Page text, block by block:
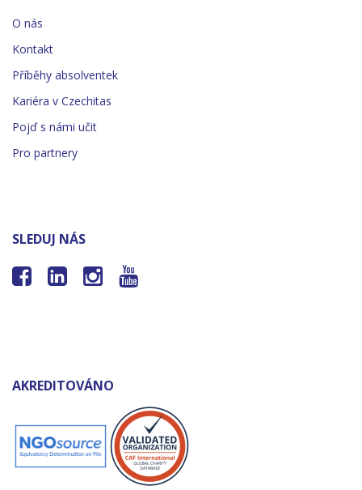
O nás
Kontakt
Příběhy absolventek
Kariéra v Czechitas
Pojď s námi učit
Pro partnery
SLEDUJ NÁS
   
AKREDITOVÁNO